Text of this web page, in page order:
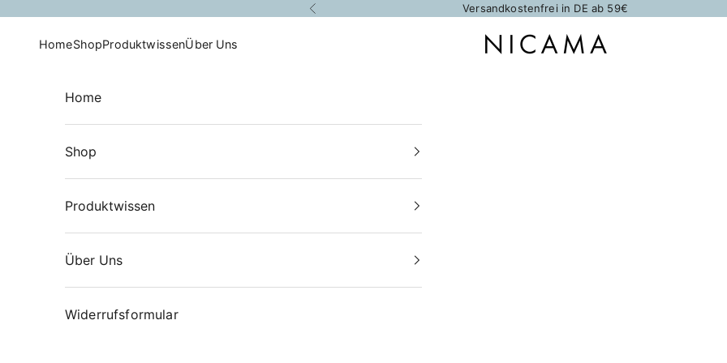
Zurück Versandkostenfrei in DE ab 59€
NICAMA
HomeShopProduktwissenÜber Uns
Home
Shop
Produktwissen
Über Uns
Widerrufsformular